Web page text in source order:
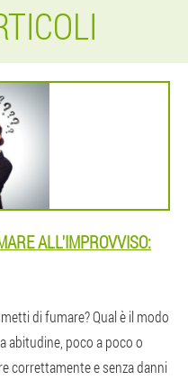
ALL'IMPROVVISO:
di fumare? Qual è il modo
abitudine, poco a poco o
correttamente e senza danni